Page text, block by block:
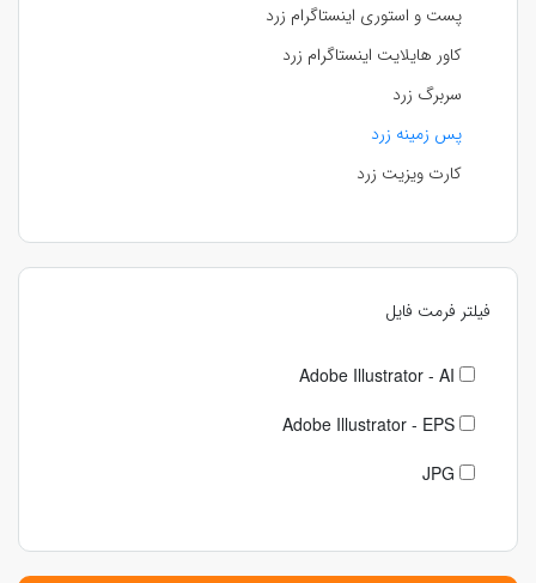
پست و استوری اینستاگرام زرد
کاور هایلایت اینستاگرام زرد
سربرگ زرد
پس زمینه زرد
کارت ویزیت زرد
فیلتر فرمت فایل
Adobe Illustrator - AI
Adobe Illustrator - EPS
JPG